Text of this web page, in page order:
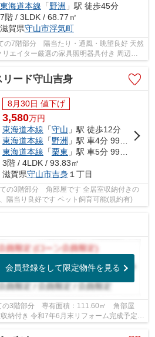
東海道本線 「野洲 」駅 徒歩45分
7階 / 3LDK / 68.77㎡
滋賀県守山市浮気町
の7階部分 陽当たり・通風・眺望良好 天然
エイター厳選の家具照明器具付き 周辺環
リード守山吉身
8月30日 値下げ
3,580万円
東海道本線 「守山 」駅 徒歩12分
東海道本線 「野洲 」駅 車4分 999.9km
東海道本線 「栗東 」駅 車5分 999.9km
3階 / 4LDK / 93.83㎡
滋賀県守山市吉身１丁目
の3階部分 角部屋です 全居室収納付きの
陽当り良好です ペット飼育可能(規約有)
会員登録をして限定物件を見る
の3階部分 専有面積：111.60㎡ 角部屋
納付き 令和7年6月末リフォーム完成予定：